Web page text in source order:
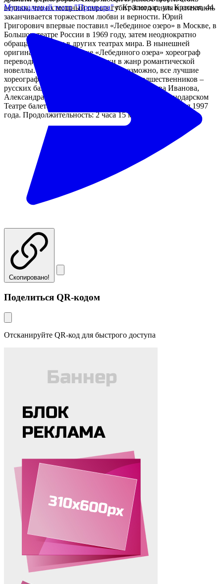
велики, что их мощный порыв губит Злого гения и спектакль
заканчивается торжеством любви и верности. Юрий
Григорович впервые поставил «Лебединое озеро» в Москве, в
Большом театре России в 1969 году, затем неоднократно
обращался к нему в других театрах мира. В нынешней
оригинальной постановке «Лебединого озера» хореограф
переводит балет из жанра сказки в жанр романтической
новеллы. Он сохраняет, насколько возможно, все лучшие
хореографические композиции своих предшественников –
русских балетмейстеров Мариуса Петипа, Льва Иванова,
Александра Горского. Премьера спектакля в Краснодарском
Театре балета Юрия Григоровича состоялась 24 января 1997
года. Продолжительность: 2 часа 15 минут
Музыкальный театр "Премьера" г. Краснодар, ул. Красная, 44
Скопировано!
Поделиться QR-кодом
Отсканируйте QR-код для быстрого доступа